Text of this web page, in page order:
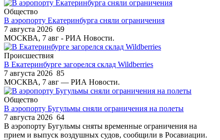
Общество
В аэропорту Екатеринбурга сняли ограничения
7 августа 2026 69
МОСКВА, 7 авг - РИА Новости.
Происшествия
В Екатеринбурге загорелся склад Wildberries
7 августа 2026 85
МОСКВА, 7 авг — РИА Новости.
Общество
В аэропорту Бугульмы сняли ограничения на полеты
7 августа 2026 64
В аэропорту Бугульмы сняты временные ограничения на
прием и выпуск воздушных судов, сообщили в Росавиации.